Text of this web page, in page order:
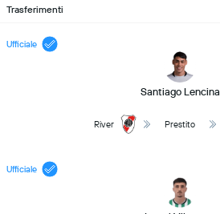
Trasferimenti
Ufficiale
Santiago Lencina
River Prestito
Ufficiale